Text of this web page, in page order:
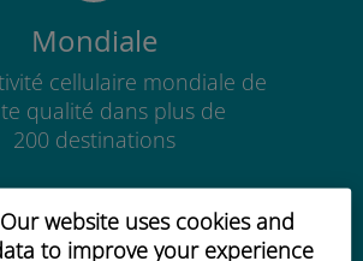
website uses cookies and
to improve your experience
Mondiale
cellulaire mondiale de
qualité dans plus de
200 destinations